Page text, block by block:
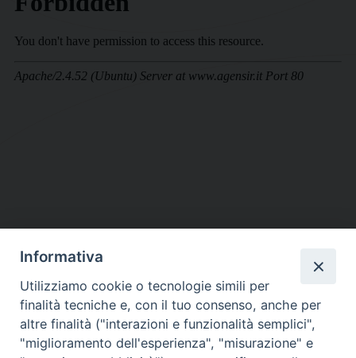
DIOCESI SUBURBICARIA DI ALBANO
Contatti:Tel.: 06.93268401 - Fax.: 06.9323844
E-mail:curia@diocesidialbano.it
Orari: dal Lunedì al Venerdì Ore: 9:00 - 13:00
Informativa
Utilizziamo cookie o tecnologie simili per
finalità tecniche e, con il tuo consenso, anche per
altre finalità ("interazioni e funzionalità semplici",
"miglioramento dell'esperienza", "misurazione" e